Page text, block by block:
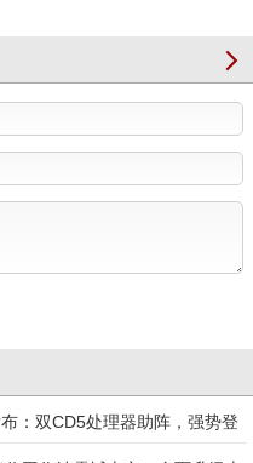
：双CD5处理器助阵，强势登